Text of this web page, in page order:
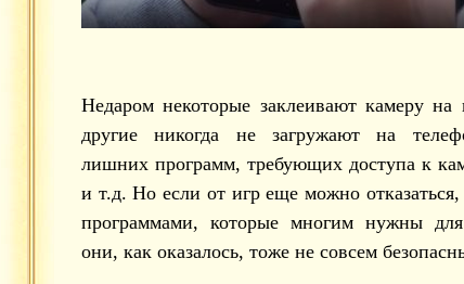
Недаром некоторые заклеивают камеру на
другие никогда не загружают на
лишних программ, требующих доступа к
и т.д. Но если от игр еще можно отказаться,
программами, которые многим нужны
они, как оказалось, тоже не совсем